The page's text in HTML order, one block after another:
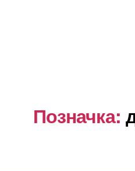
Позначка: